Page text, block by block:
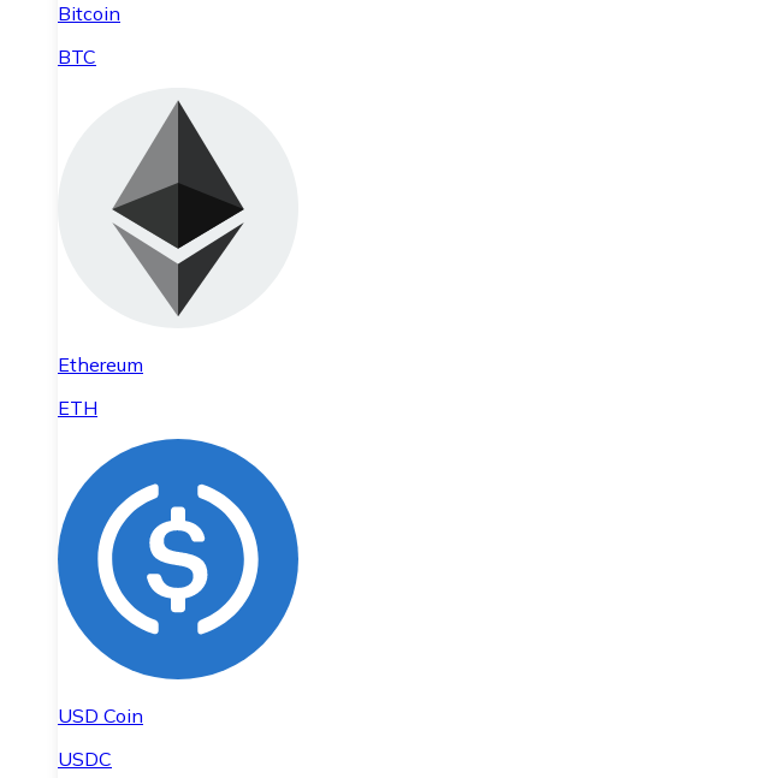
Bitcoin
BTC
Ethereum
ETH
USD Coin
USDC